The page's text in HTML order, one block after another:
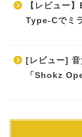
【レビュー
Type-Cでミ
[レビュー]
「Shokz